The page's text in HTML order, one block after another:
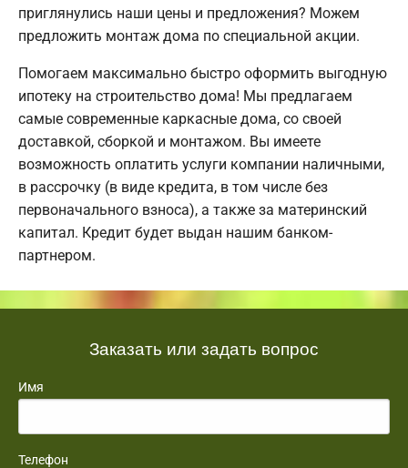
приглянулись наши цены и предложения? Можем
предложить монтаж дома по специальной акции.
Помогаем максимально быстро оформить выгодную
ипотеку на строительство дома! Мы предлагаем
самые современные каркасные дома, со своей
доставкой, сборкой и монтажом. Вы имеете
возможность оплатить услуги компании наличными,
в рассрочку (в виде кредита, в том числе без
первоначального взноса), а также за материнский
капитал. Кредит будет выдан нашим банком-
партнером.
Заказать или задать вопрос
Имя
Телефон